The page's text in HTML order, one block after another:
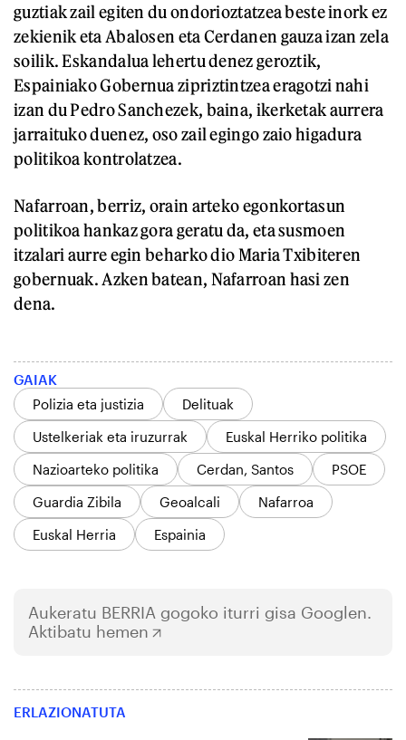
guztiak zail egiten du ondorioztatzea beste inork ez
zekienik eta Abalosen eta Cerdanen gauza izan zela
soilik. Eskandalua lehertu denez geroztik,
Espainiako Gobernua zipriztintzea eragotzi nahi
izan du Pedro Sanchezek, baina, ikerketak aurrera
jarraituko duenez, oso zail egingo zaio higadura
politikoa kontrolatzea.
Nafarroan, berriz, orain arteko egonkortasun
politikoa hankaz gora geratu da, eta susmoen
itzalari aurre egin beharko dio Maria Txibiteren
gobernuak. Azken batean, Nafarroan hasi zen
dena.
GAIAK
Polizia eta justizia
Delituak
Ustelkeriak eta iruzurrak
Euskal Herriko politika
Nazioarteko politika
Cerdan, Santos
PSOE
Guardia Zibila
Geoalcali
Nafarroa
Euskal Herria
Espainia
Aukeratu BERRIA gogoko iturri gisa Googlen.
Aktibatu hemen
ERLAZIONATUTA